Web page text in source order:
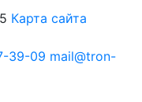
Карта сайта
39-09 mail@tron-